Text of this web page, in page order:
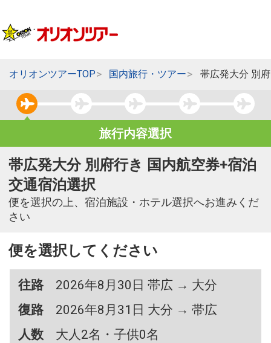
オリオンツアーTOP 国内旅行・ツアー 帯広発大分 別
旅行内容選択
帯広発大分 別府行き 国内航空券+宿泊
交通宿泊選択
便を選択の上、宿泊施設・ホテル選択へお進みくだ
さい
便を選択してください
往路
2026年8月30日 帯広 → 大分
復路
2026年8月31日 大分 → 帯広
人数
大人2名・子供0名